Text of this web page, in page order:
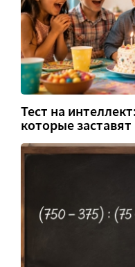
Тест на
которые